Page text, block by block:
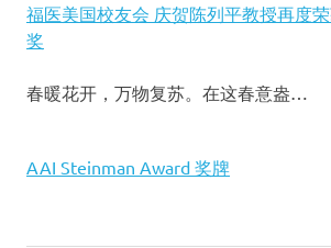
福医美国校友会 庆贺陈列平教授再度
奖
春暖花开，万物复苏。在这春意盎…
AAI Steinman Award 奖牌